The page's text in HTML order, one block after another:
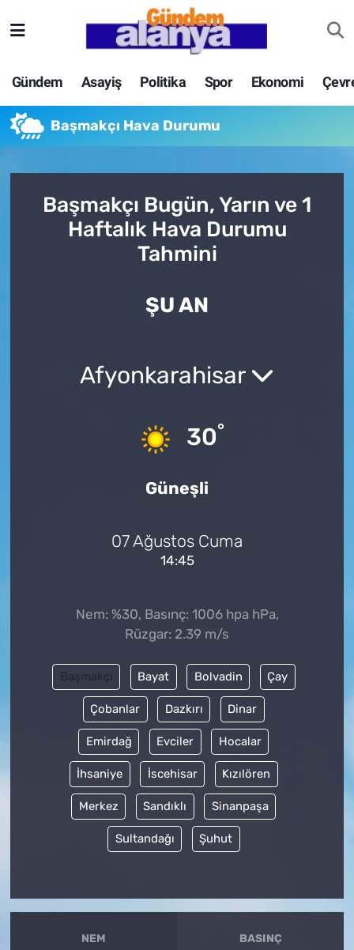
Gündem Asayiş Politika Spor Ekonomi
Başmakçı Hava Durumu
Başmakçı Bugün, Yarın ve 1
Haftalık Hava Durumu
Tahmini
ŞU AN
Afyonkarahisar
30°
Güneşli
07 Ağustos Cuma
14:45
Nem: %30, Basınç: 1006 hpa hPa,
Rüzgar: 2.39 m/s
Başmakçı Bayat Bolvadin Çay
Çobanlar Dazkırı Dinar
Emirdağ Evciler Hocalar
İhsaniye İscehisar Kızılören
Merkez Sandıklı Sinanpaşa
Sultandağı Şuhut
NEM BASINÇ